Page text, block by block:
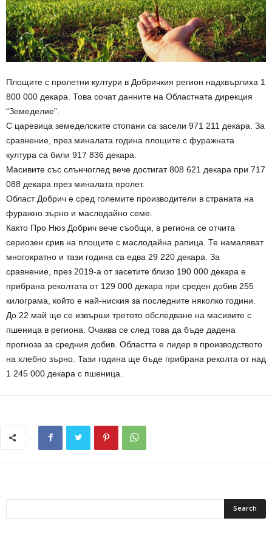
Площите с пролетни култури в Добричкия регион надхвърлиха 1
800 000 декара. Това сочат данните на Областната дирекция
“Земеделие”.
С царевица земеделските стопани са засели 971 211 декара. За
сравнение, през миналата година площите с фуражната
култура са били 917 836 декара.
Масивите със слънчоглед вече достигат 808 621 декара при 717
088 декара през миналата пролет.
Област Добрич е сред големите производители в страната на
фуражно зърно и маслодайно семе.
Както Про Нюз Добрич вече съобщи, в региона се отчита
сериозен срив на площите с маслодайна рапица. Те намаляват
многократно и тази година са едва 29 220 декара. За
сравнение, през 2019-а от засетите близо 190 000 декара е
прибрана реколтата от 129 000 декара при среден добив 255
килограма, който е най-ниския за последните няколко години.
До 22 май ще се извърши третото обследване на масивите с
пшеница в региона. Очаква се след това да бъде дадена
прогноза за средния добив. Областта е лидер в производството
на хлебно зърно. Тази година ще бъде прибрана реколта от над
1 245 000 декара с пшеница.